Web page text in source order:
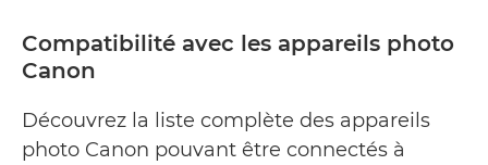
Compatibilité avec les appareils photo
Canon
Découvrez la liste complète des appareils
photo Canon pouvant être connectés à